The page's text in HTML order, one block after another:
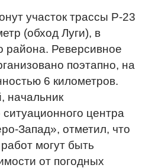
участок трассы Р-23
(обход Луги), в
района. Реверсивное
поэтапно, на
6 километров.
начальник
центра
Запад», отметил, что
могут быть
от погодных